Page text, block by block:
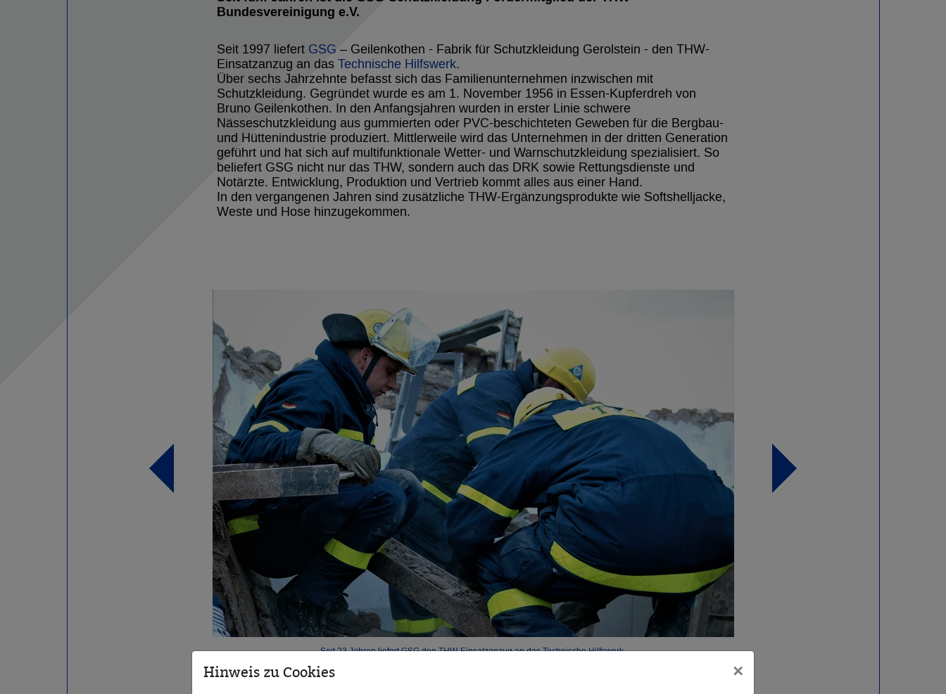
Bundesvereinigung e.V.
Seit 1997 liefert GSG – Geilenkothen - Fabrik für Schutzkleidung Gerolstein - den THW-
Einsatzanzug an das Technische Hilfswerk.
Über sechs Jahrzehnte befasst sich das Familienunternehmen inzwischen mit
Schutzkleidung. Gegründet wurde es am 1. November 1956 in Essen-Kupferdreh von
Bruno Geilenkothen. In den Anfangsjahren wurden in erster Linie schwere
Nässeschutzkleidung aus gummierten oder PVC-beschichteten Geweben für die Bergbau-
und Hüttenindustrie produziert. Mittlerweile wird das Unternehmen in der dritten Generation
geführt und hat sich auf multifunktionale Wetter- und Warnschutzkleidung spezialisiert. So
beliefert GSG nicht nur das THW, sondern auch das DRK sowie Rettungsdienste und
Notärzte. Entwicklung, Produktion und Vertrieb kommt alles aus einer Hand.
In den vergangenen Jahren sind zusätzliche THW-Ergänzungsprodukte wie Softshelljacke,
Weste und Hose hinzugekommen.
Seit 23 Jahren liefert GSG den THW-Einsatzanzug an das Technische Hilfswerk.
Hinweis zu Cookies ×